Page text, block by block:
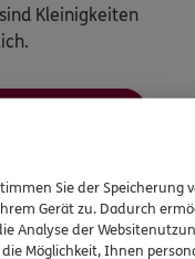
Kleinigkeiten
Sie der Speicherung
Gerät zu. Dadurch
Analyse der
Möglichkeit, Ihnen